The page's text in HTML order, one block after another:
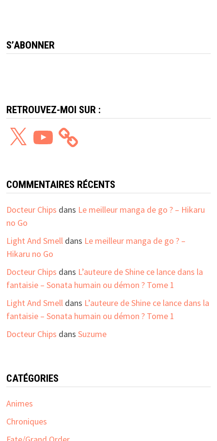
S’ABONNER
RETROUVEZ-MOI SUR :
YouTube
COMMENTAIRES RÉCENTS
Docteur Chips dans Le meilleur manga de go ? – Hikaru
no Go
Light And Smelldans Le meilleur manga de go ? –
Hikaru no Go
Docteur Chips dans L’auteure de Shine ce lance dans la
fantaisie – Sonata humain ou démon ? Tome 1
Light And Smelldans L’auteure de Shine ce lance dans la
fantaisie – Sonata humain ou démon ? Tome 1
Docteur Chips dans Suzume
CATÉGORIES
Animes
Chroniques